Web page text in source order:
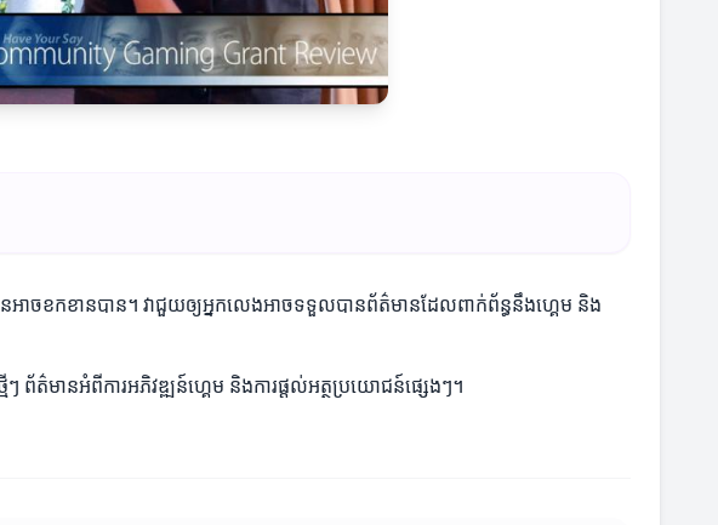
នអាចខកខានបាន។ វាជួយឲ្យអ្នកលេងអាចទទួលបានព័ត៌មានដែលពាក់ព័ន្ធនឹងហ្គេម និង
ព័ត៌មានអំពីការអភិវឌ្ឍន៍ហ្គេម និងការផ្តល់អត្ថប្រយោជន៍ផ្សេងៗ។